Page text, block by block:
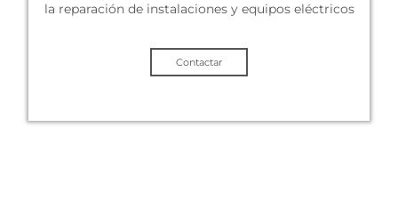
la reparación de instalaciones y equipos eléctricos
Contactar